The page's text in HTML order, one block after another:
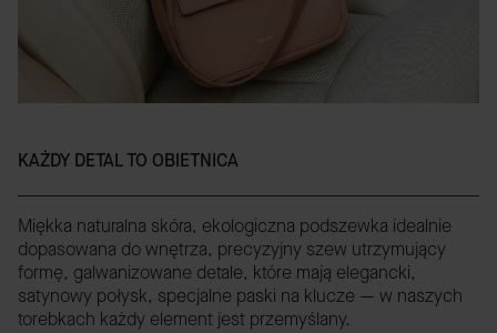
KAŻDY DETAL TO OBIETNICA
Miękka naturalna skóra, ekologiczna podszewka idealnie
dopasowana do wnętrza, precyzyjny szew utrzymujący
formę, galwanizowane detale, które mają elegancki,
satynowy połysk, specjalne paski na klucze — w naszych
torebkach każdy element jest przemyślany.